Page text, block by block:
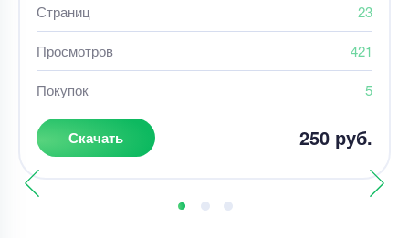
Страниц 23
Просмотров 421
Покупок 5
Скачать 250 руб.